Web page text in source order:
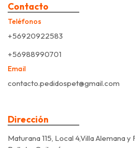
Contacto
Teléfonos
+56920922583
+56988990701
Email
contacto.pedidospet@gmail.com
Dirección
Maturana 115, Local 4,Villa Alemana y